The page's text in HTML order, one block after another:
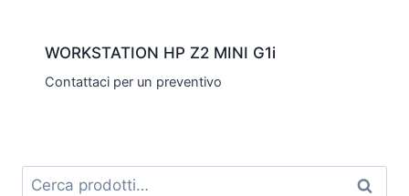
WORKSTATION HP Z2 MINI G1i
Contattaci per un preventivo
Cerca: Cerca